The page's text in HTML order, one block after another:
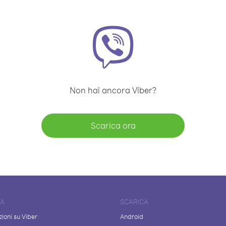
Non hai ancora Viber?
Scarica ora
su Viber
SCARICA
Android